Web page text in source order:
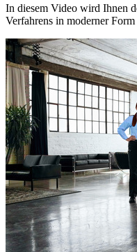
In diesem Video wird Ihnen
Verfahrens in moderner Form